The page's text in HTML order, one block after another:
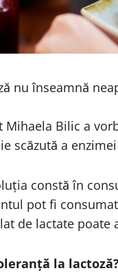
nu înseamnă
Bilic a
scăzută a
constă în
pot fi
de lactate
la